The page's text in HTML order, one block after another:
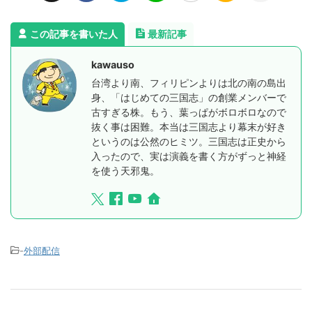
この記事を書いた人 最新記事
kawauso
台湾より南、フィリピンよりは北の南の島出
身、「はじめての三国志」の創業メンバーで
古すぎる株。もう、葉っぱがボロボロなので
抜く事は困難。本当は三国志より幕末が好き
というのは公然のヒミツ。三国志は正史から
入ったので、実は演義を書く方がずっと神経
を使う天邪鬼。
-外部配信